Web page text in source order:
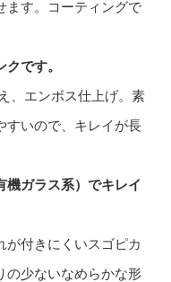
ます。コーティングで
です。
、エンボス仕上げ。素
すいので、キレイが長
機ガラス系）でキレイ
が付きにくいスゴピカ
の少ないなめらかな形